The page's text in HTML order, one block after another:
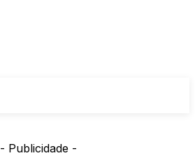
- Publicidade -